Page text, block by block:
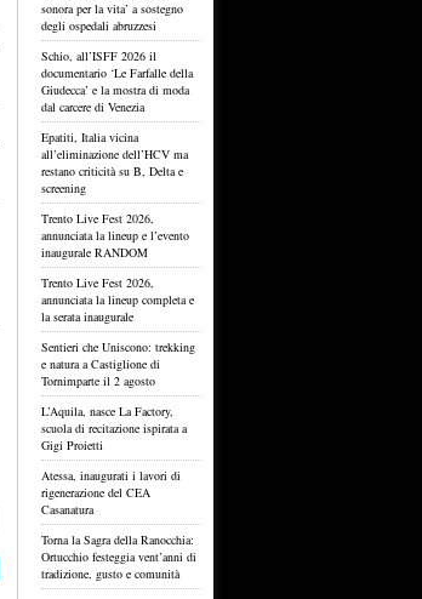
sonora per la vita’ a sostegno
degli ospedali abruzzesi
Schio, all’ISFF 2026 il
documentario ‘Le Farfalle della
Giudecca’ e la mostra di moda
dal carcere di Venezia
Epatiti, Italia vicina
all’eliminazione dell’HCV ma
restano criticità su B, Delta e
screening
Trento Live Fest 2026,
annunciata la lineup e l’evento
inaugurale RANDOM
Trento Live Fest 2026,
annunciata la lineup completa e
la serata inaugurale
Sentieri che Uniscono: trekking
e natura a Castiglione di
Tornimparte il 2 agosto
L’Aquila, nasce La Factory,
scuola di recitazione ispirata a
Gigi Proietti
Atessa, inaugurati i lavori di
rigenerazione del CEA
Casanatura
Torna la Sagra della Ranocchia:
Ortucchio festeggia vent’anni di
tradizione, gusto e comunità